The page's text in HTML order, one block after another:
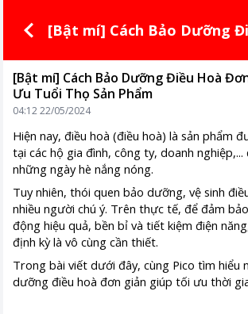
[Bật mí] Cách Bảo Dưỡng
hẩm
[Bật mí] Cách Bảo Dưỡng Điều Hoà
Ưu Tuổi Thọ Sản Phẩm
04:12 22/05/2024
Hiện nay, điều hoà (điều hoà) là sản phẩm
tại các hộ gia đình, công ty, doanh
những ngày hè nắng nóng.
Tuy nhiên, thói quen bảo dưỡng, vệ sinh
nhiều người chú ý. Trên thực tế, để đảm
động hiệu quả, bền bỉ và tiết kiệm điện
định kỳ là vô cùng cần thiết.
Trong bài viết dưới đây, cùng Pico tìm hiểu
dưỡng điều hoà đơn giản giúp tối ưu thời